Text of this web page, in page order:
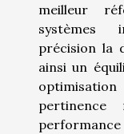
meilleur
systèmes
précision la
ainsi un
pertinence